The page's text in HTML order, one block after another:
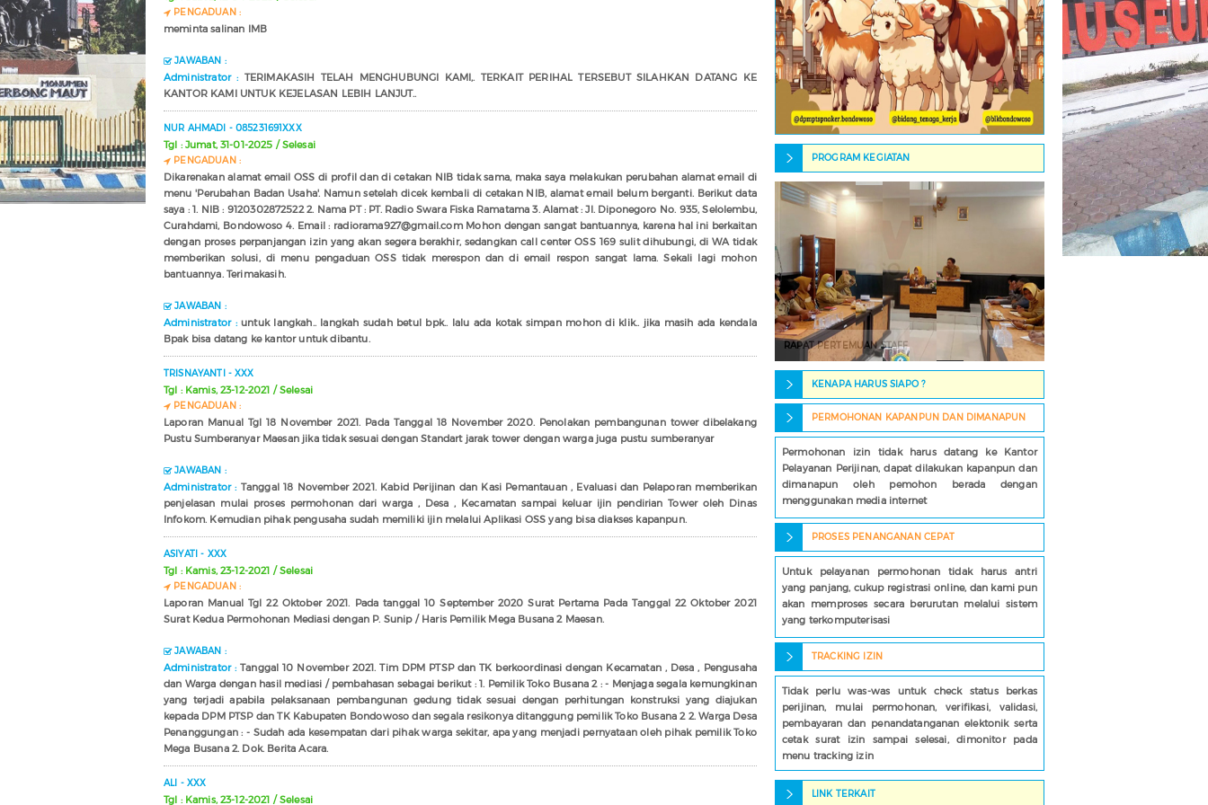
PENGADUAN :
meminta salinan IMB
JAWABAN :
Administrator : TERIMAKASIH TELAH MENGHUBUNGI KAMI,. TERKAIT PERIHAL TERSEBUT SILAHKAN DATANG KE
KANTOR KAMI UNTUK KEJELASAN LEBIH LANJUT..
NUR AHMADI - 085231691XXX
Tgl : Jumat, 31-01-2025 / Selesai
PENGADUAN :
Dikarenakan alamat email OSS di profil dan di cetakan NIB tidak sama, maka saya melakukan perubahan alamat email di
menu 'Perubahan Badan Usaha'. Namun setelah dicek kembali di cetakan NIB, alamat email belum berganti. Berikut data
saya : 1. NIB : 9120302872522 2. Nama PT : PT. Radio Swara Fiska Ramatama 3. Alamat : Jl. Diponegoro No. 935, Selolembu,
Curahdami, Bondowoso 4. Email : radiorama927@gmail.com Mohon dengan sangat bantuannya, karena hal ini berkaitan
dengan proses perpanjangan izin yang akan segera berakhir, sedangkan call center OSS 169 sulit dihubungi, di WA tidak
memberikan solusi, di menu pengaduan OSS tidak merespon dan di email respon sangat lama. Sekali lagi mohon
bantuannya. Terimakasih.
JAWABAN :
Administrator :untuk langkah.. langkah sudah betul bpk.. lalu ada kotak simpan mohon di klik.. jika masih ada kendala
Bpak bisa datang ke kantor untuk dibantu.
TRISNAYANTI - XXX
Tgl : Kamis, 23-12-2021 / Selesai
PENGADUAN :
Laporan Manual Tgl 18 November 2021. Pada Tanggal 18 November 2020. Penolakan pembangunan tower dibelakang
Pustu Sumberanyar Maesan jika tidak sesuai dengan Standart jarak tower dengan warga juga pustu sumberanyar
JAWABAN :
Administrator : Tanggal 18 November 2021. Kabid Perijinan dan Kasi Pemantauan , Evaluasi dan Pelaporan memberikan
penjelasan mulai proses permohonan dari warga , Desa , Kecamatan sampai keluar ijin pendirian Tower oleh Dinas
Infokom. Kemudian pihak pengusaha sudah memiliki ijin melalui Aplikasi OSS yang bisa diakses kapanpun.
ASIYATI - XXX
Tgl : Kamis, 23-12-2021 / Selesai
PENGADUAN :
Laporan Manual Tgl 22 Oktober 2021. Pada tanggal 10 September 2020 Surat Pertama Pada Tanggal 22 Oktober 2021
Surat Kedua Permohonan Mediasi dengan P. Sunip / Haris Pemilik Mega Busana 2 Maesan.
JAWABAN :
Administrator : Tanggal 10 November 2021. Tim DPM PTSP dan TK berkoordinasi dengan Kecamatan , Desa , Pengusaha
dan Warga dengan hasil mediasi / pembahasan sebagai berikut : 1. Pemilik Toko Busana 2 : - Menjaga segala kemungkinan
yang terjadi apabila pelaksanaan pembangunan gedung tidak sesuai dengan perhitungan konstruksi yang diajukan
kepada DPM PTSP dan TK Kabupaten Bondowoso dan segala resikonya ditanggung pemilik Toko Busana 2 2. Warga Desa
Penanggungan : - Sudah ada kesempatan dari pihak warga sekitar, apa yang menjadi pernyataan oleh pihak pemilik Toko
Mega Busana 2. Dok. Berita Acara.
ALI - XXX
Tgl : Kamis, 23-12-2021 / Selesai
PROGRAM KEGIATAN
RAPAT PERTEMUAN STAFF
KENAPA HARUS SIAPO ?
PERMOHONAN KAPANPUN DAN DIMANAPUN
Permohonan izin tidak harus datang ke Kantor
Pelayanan Perijinan, dapat dilakukan kapanpun dan
dimanapun oleh pemohon berada dengan
menggunakan media internet
PROSES PENANGANAN CEPAT
Untuk pelayanan permohonan tidak harus antri
yang panjang, cukup registrasi online, dan kami pun
akan memproses secara berurutan melalui sistem
yang terkomputerisasi
TRACKING IZIN
Tidak perlu was-was untuk check status berkas
perijinan, mulai permohonan, verifikasi, validasi,
pembayaran dan penandatanganan elektonik serta
cetak surat izin sampai selesai, dimonitor pada
menu tracking izin
LINK TERKAIT